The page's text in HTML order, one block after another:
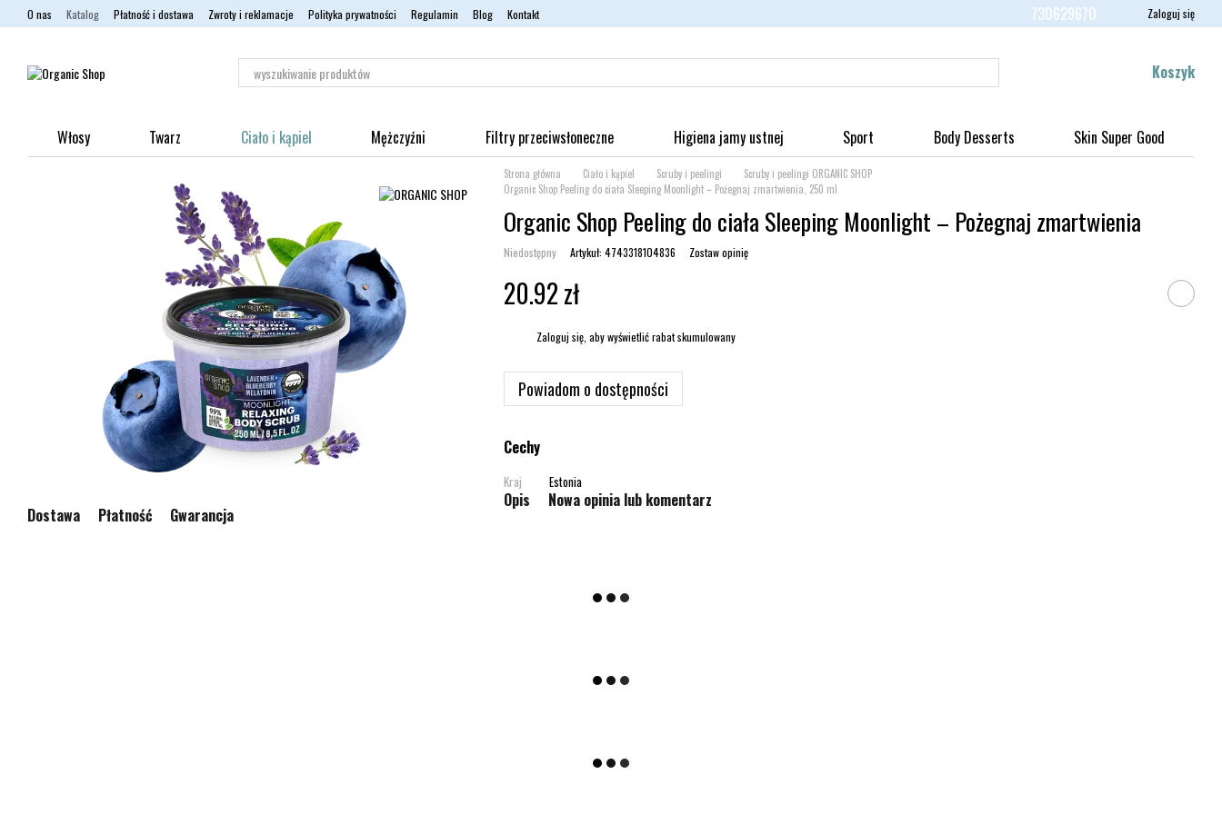
Przejdź do głównej treści
O nas Katalog Płatność i dostawa Zwroty i reklamacje Polityka prywatności Regulamin Blog Kontakt 730629670 Zaloguj się
Koszyk
Włosy Twarz Ciało i kąpiel Mężczyźni Filtry przeciwsłoneczne Higiena jamy ustnej Sport Body Desserts Skin Super Good
Dostawa Płatność Gwarancja
Strona główna Ciało i kąpiel Scruby i peelingi
Scruby i peelingi ORGANIC SHOP
Organic Shop Peeling do ciała Sleeping Moonlight – Pożegnaj zmartwienia, 250 ml
Organic Shop Peeling do ciała Sleeping Moonlight – Pożegnaj zmartwienia
Niedostępny Artykuł: 4743318104836 Zostaw opinię
20.92 zł
Zaloguj się, aby wyświetlić rabat skumulowany
Powiadom o dostępności
Cechy
Kraj Estonia
Opis Nowa opinia lub komentarz